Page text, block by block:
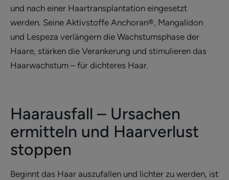
und nach einer Haartransplantation eingesetzt
werden. Seine Aktivstoffe Anchoran®, Mangalidon
und Lespeza verlängern die Wachstumsphase der
Haare, stärken die Verankerung und stimulieren das
Haarwachstum – für dichteres Haar.
Haarausfall – Ursachen
ermitteln und Haarverlust
stoppen
Beginnt das Haar auszufallen und lichter zu werden, ist